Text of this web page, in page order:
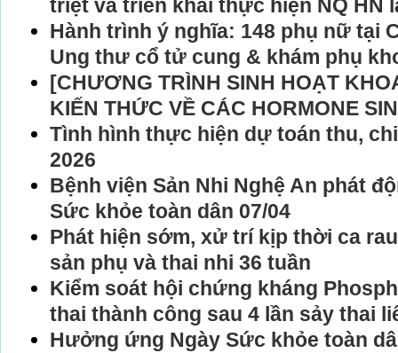
triệt và triển khai thực hiện NQ HN
Hành trình ý nghĩa: 148 phụ nữ tại
Ung thư cổ tử cung & khám phụ
[CHƯƠNG TRÌNH SINH HOẠT
KIẾN THỨC VỀ CÁC HORMONE
Tình hình thực hiện dự toán thu,
2026
Bệnh viện Sản Nhi Nghệ An phát
Sức khỏe toàn dân 07/04
Phát hiện sớm, xử trí kịp thời ca
sản phụ và thai nhi 36 tuần
Kiểm soát hội chứng kháng
thai thành công sau 4 lần sảy thai
Hưởng ứng Ngày Sức khỏe toàn